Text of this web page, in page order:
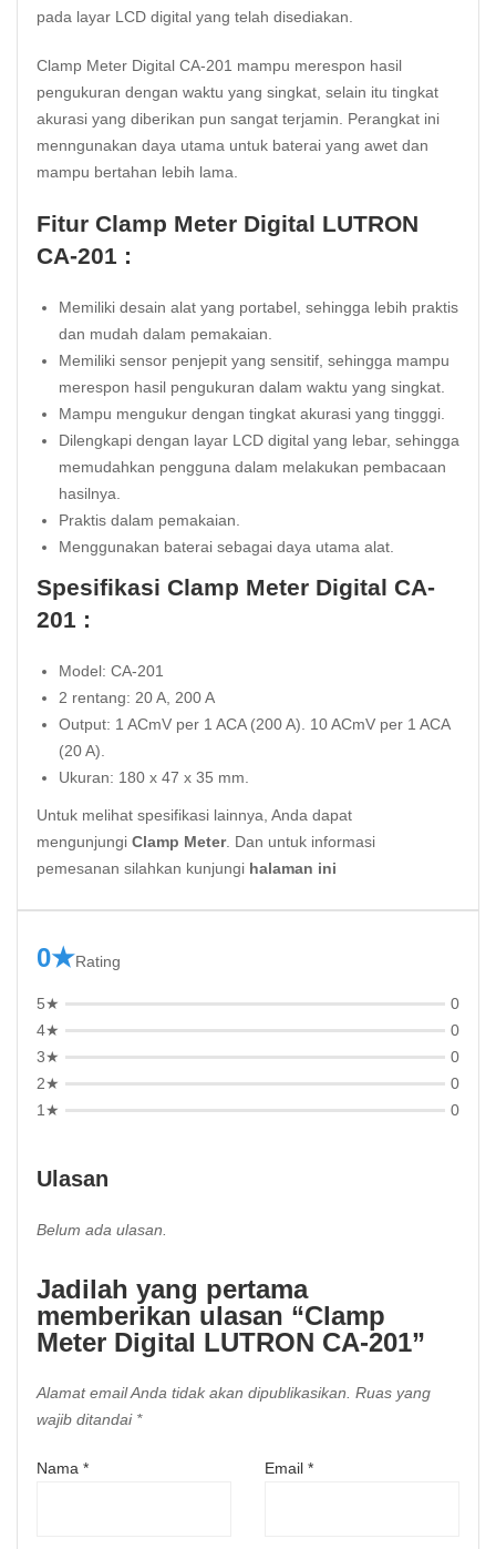
pada layar LCD digital yang telah disediakan.
Clamp Meter Digital CA-201 mampu merespon hasil
pengukuran dengan waktu yang singkat, selain itu tingkat
akurasi yang diberikan pun sangat terjamin. Perangkat ini
menngunakan daya utama untuk baterai yang awet dan
mampu bertahan lebih lama.
Fitur Clamp Meter Digital LUTRON
CA-201 :
Memiliki desain alat yang portabel, sehingga lebih praktis
dan mudah dalam pemakaian.
Memiliki sensor penjepit yang sensitif, sehingga mampu
merespon hasil pengukuran dalam waktu yang singkat.
Mampu mengukur dengan tingkat akurasi yang tingggi.
Dilengkapi dengan layar LCD digital yang lebar, sehingga
memudahkan pengguna dalam melakukan pembacaan
hasilnya.
Praktis dalam pemakaian.
Menggunakan baterai sebagai daya utama alat.
Spesifikasi Clamp Meter Digital CA-
201 :
Model: CA-201
2 rentang: 20 A, 200 A
Output: 1 ACmV per 1 ACA (200 A). 10 ACmV per 1 ACA
(20 A).
Ukuran: 180 x 47 x 35 mm.
Untuk melihat spesifikasi lainnya, Anda dapat
mengunjungi Clamp Meter. Dan untuk informasi
pemesanan silahkan kunjungi halaman ini
0★Rating
5★
0
4★
0
3★
0
2★
0
1★
0
Ulasan
Belum ada ulasan.
Jadilah yang pertama
memberikan ulasan “Clamp
Meter Digital LUTRON CA-201”
Alamat email Anda tidak akan dipublikasikan. Ruas yang
wajib ditandai *
Nama * Email *